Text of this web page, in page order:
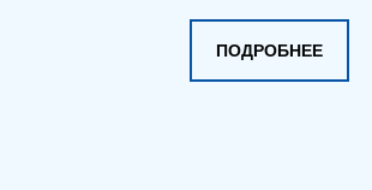
PC-Based Counter Timer Test Rig
Integrated Test Rig for Pumps and Fuel
Testing and Charging Test Rig for Main
ПОДРОБНЕЕ